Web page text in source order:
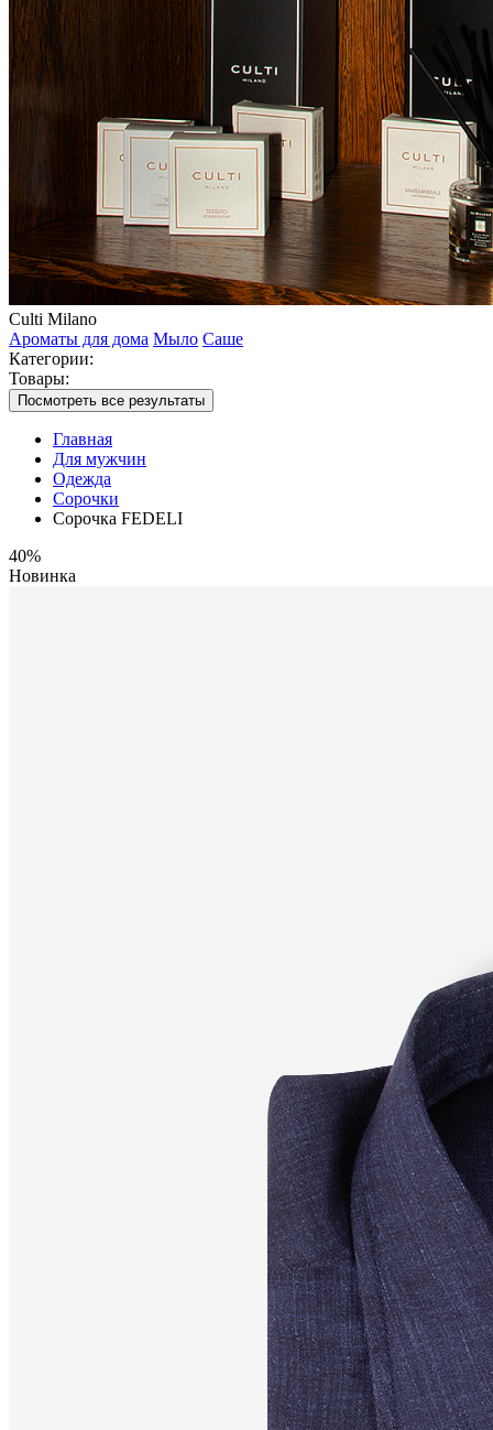
Culti Milano
Ароматы для дома Мыло Саше
Категории:
Товары:
Посмотреть все результаты
Главная
Для мужчин
Одежда
Сорочки
Сорочка FEDELI
40%
Новинка